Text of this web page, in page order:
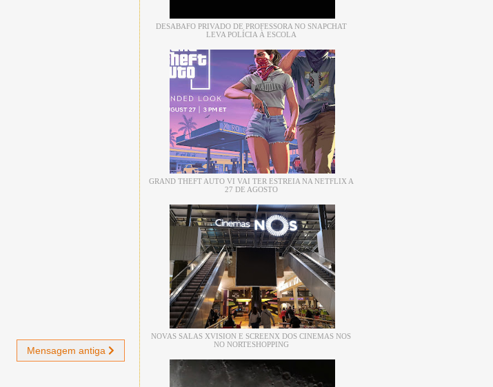
Mensagem antiga
DESABAFO PRIVADO DE PROFESSORA NO SNAPCHAT
LEVA POLÍCIA À ESCOLA
GRAND THEFT AUTO VI VAI TER ESTREIA NA NETFLIX A
27 DE AGOSTO
NOVAS SALAS XVISION E SCREENX DOS CINEMAS NOS
NO NORTESHOPPING